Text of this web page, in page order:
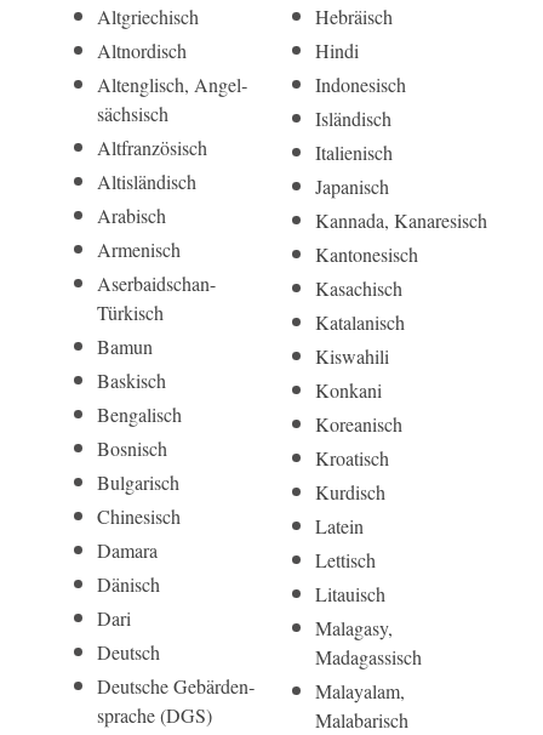
Altgriechisch
Altnordisch
Alt­englisch, Angel­
sächsisch
Alt­französisch
Alt­isländisch
Arabisch
Armenisch
Aserbai­dschan-
Türkisch
Bamun
Baskisch
Bengalisch
Bosnisch
Bulgarisch
Chinesisch
Damara
Dänisch
Dari
Deutsch
Deut­sche Gebär­den­
sprache (DGS)
Hebräisch
Hindi
Indonesisch
Isländisch
Italienisch
Japanisch
Kannada, Kanaresisch
Kantonesisch
Kasachisch
Katalanisch
Kiswahili
Konkani
Koreanisch
Kroatisch
Kurdisch
Latein
Lettisch
Litauisch
Malagasy,
Madagassisch
Malayalam,
Malabarisch